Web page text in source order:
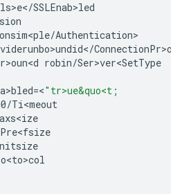
</SSLEnab>led
/Authentication>
</
robin/Ser>ver<SetType
=<"tr>ue&quo<t;
/Ti<meout
Pre<fsize